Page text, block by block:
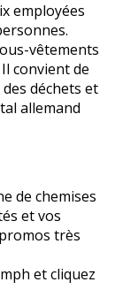
employées
vêtements
convient de
déchets et
allemand
de chemises
et vos
très
et cliquez